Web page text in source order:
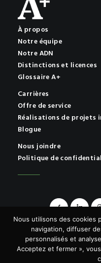
À propos
Notre équipe
Notre ADN
Distinctions et licences
Glossaire A+
Carrières
Offre de service
Réalisations de projets
Blogue
Nous joindre
Politique de
© 2026 A+ |
Nous utilisons des cookies
navigation, diffuser
personnalisés et
Acceptez et fermer »,